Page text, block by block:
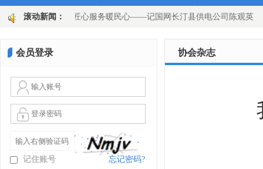
滚动新闻：
扎根一线守初心 匠心服务暖民心——记国网长汀县供电公司陈观英
永安发电公司：迎峰度夏显担当 “度度关爱”护光明
会员登录
记住账号 忘记密码?
协会杂志